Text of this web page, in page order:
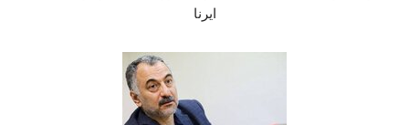
ایرنا